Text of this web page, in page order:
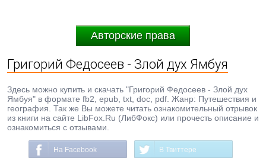
Авторские права
Григорий Федосеев - Злой дух Ямбуя
Здесь можно купить и скачать "Григорий Федосеев - Злой дух
Ямбуя" в формате fb2, epub, txt, doc, pdf. Жанр: Путешествия и
география. Так же Вы можете читать ознакомительный отрывок
из книги на сайте LibFox.Ru (ЛибФокс) или прочесть описание и
ознакомиться с отзывами.
На Facebook В Твиттере